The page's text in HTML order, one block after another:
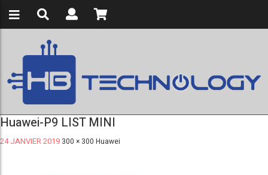
Huawei-P9 LIST MINI
24 JANVIER 2019 300 × 300 Huawei